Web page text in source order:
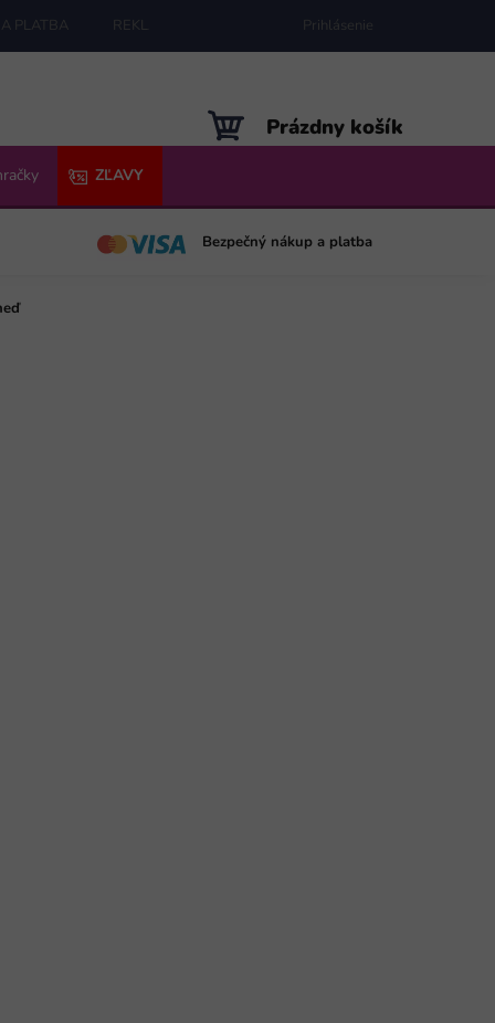
PLATBA REKLAMÁCIE MAPA SERVERU
Prihlásenie
NÁKUPNÝ
KOŠÍK
Prázdny košík
ZĽAVY
Bezpečný nákup a platba